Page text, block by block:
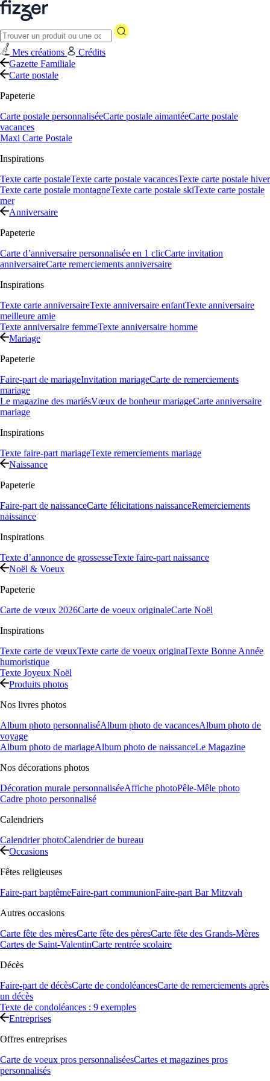
Mes créations
Crédits
Gazette Familiale
Carte postale
Papeterie
Carte postale personnaliséeCarte postale aimantéeCarte postale
vacances
Maxi Carte Postale
Inspirations
Texte carte postaleTexte carte postale vacancesTexte carte postale hiver
Texte carte postale montagneTexte carte postale skiTexte carte postale
mer
Anniversaire
Papeterie
Carte d’anniversaire personnalisée en 1 clicCarte invitation
anniversaireCarte remerciements anniversaire
Inspirations
Texte carte anniversaireTexte anniversaire enfantTexte anniversaire
meilleure amie
Texte anniversaire femmeTexte anniversaire homme
Mariage
Papeterie
Faire-part de mariageInvitation mariageCarte de remerciements
mariage
Le magazine des mariésVœux de bonheur mariageCarte anniversaire
mariage
Inspirations
Texte faire-part mariageTexte remerciements mariage
Naissance
Papeterie
Faire-part de naissanceCarte félicitations naissanceRemerciements
naissance
Inspirations
Texte d’annonce de grossesseTexte faire-part naissance
Noël & Voeux
Papeterie
Carte de vœux 2026Carte de voeux originaleCarte Noël
Inspirations
Texte carte de vœuxTexte carte de voeux originalTexte Bonne Année
humoristique
Texte Joyeux Noël
Produits photos
Nos livres photos
Album photo personnaliséAlbum photo de vacancesAlbum photo de
voyage
Album photo de mariageAlbum photo de naissanceLe Magazine
Nos décorations photos
Décoration murale personnaliséeAffiche photoPêle-Mêle photo
Cadre photo personnalisé
Calendriers
Calendrier photoCalendrier de bureau
Occasions
Fêtes religieuses
Faire-part baptêmeFaire-part communionFaire-part Bar Mitzvah
Autres occasions
Carte fête des mèresCarte fête des pèresCarte fête des Grands-Mères
Cartes de Saint-ValentinCarte rentrée scolaire
Décès
Faire-part de décèsCarte de condoléancesCarte de remerciements après
un décès
Texte de condoléances : 9 exemples
Entreprises
Offres entreprises
Carte de voeux pros personnaliséesCartes et magazines pros
personnalisés